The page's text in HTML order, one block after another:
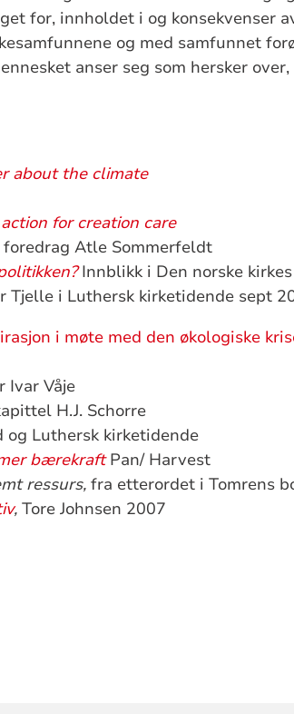
for, innholdet i og konsekvenser
og med samfunnet
anser seg som hersker over,
about the climate
for creation care
foredrag Atle Sommerfeldt
Innblikk i Den norske
Tjelle i Luthersk kirketidende sept
i møte med den økologiske
Ivar Våje
H.J. Schorre
og Luthersk kirketidende
bærekraftPan/ Harvest
ressurs,fra etterordet i Tomrens
, Tore Johnsen 2007